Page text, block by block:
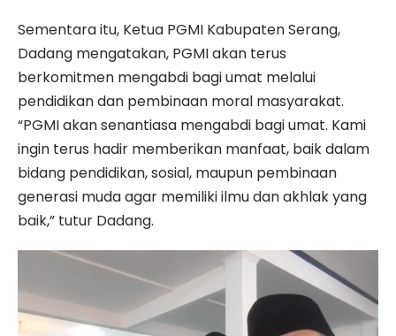
Sementara itu, Ketua PGMI Kabupaten Serang,
Dadang mengatakan, PGMI akan terus
berkomitmen mengabdi bagi umat melalui
pendidikan dan pembinaan moral masyarakat.
“PGMI akan senantiasa mengabdi bagi umat. Kami
ingin terus hadir memberikan manfaat, baik dalam
bidang pendidikan, sosial, maupun pembinaan
generasi muda agar memiliki ilmu dan akhlak yang
baik,” tutur Dadang.